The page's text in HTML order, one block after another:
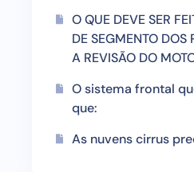
O QUE DEVE SER
DE SEGMENTO DOS
A REVISÃO DO
O sistema frontal
que:
As nuvens cirrus